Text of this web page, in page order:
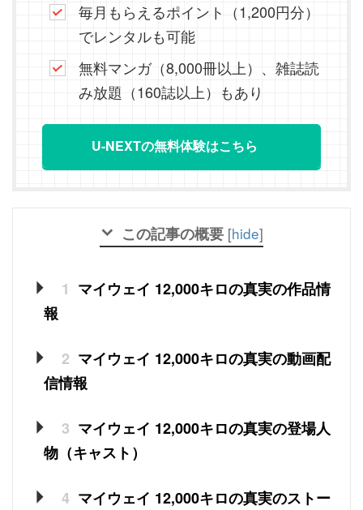
毎月もらえるポイント（1,200円分）
でレンタルも可能
無料マンガ（8,000冊以上）、雑誌読
み放題（160誌以上）もあり
U-NEXTの無料体験はこちら
この記事の概要 [hide]
1 マイウェイ 12,000キロの真実の作品情
報
2 マイウェイ 12,000キロの真実の動画配
信情報
3 マイウェイ 12,000キロの真実の登場人
物（キャスト）
4 マイウェイ 12,000キロの真実のストー